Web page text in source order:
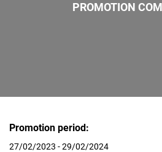
PROMOTION
Promotion period:
27/02/2023 - 29/02/2024